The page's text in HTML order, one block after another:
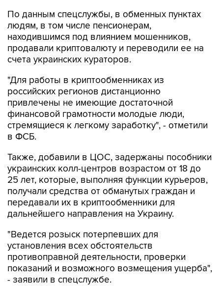
По данным спецслужбы, в обменных пунктах
людям, в том числе пенсионерам,
находившимся под влиянием мошенников,
продавали криптовалюту и переводили ее на
счета украинских кураторов.
"Для работы в криптообменниках из
российских регионов дистанционно
привлечены не имеющие достаточной
финансовой грамотности молодые люди,
стремящиеся к легкому заработку", - отметили
в ФСБ.
Также, добавили в ЦОС, задержаны пособники
украинских колл-центров возрастом от 18 до
25 лет, которые, выполняя функции курьеров,
получали средства от обманутых граждан и
передавали их в криптообменники для
дальнейшего направления на Украину.
"Ведется розыск потерпевших для
установления всех обстоятельств
противоправной деятельности, проверки
показаний и возможного возмещения ущерба",
- заявили в спецслужбе.